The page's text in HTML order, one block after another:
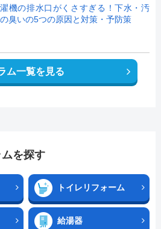
機の排水口がくさすぎる！下水・汚
臭いの5つの原因と対策・予防策
ム一覧を見る
を探す
トイレリフォーム
給湯器